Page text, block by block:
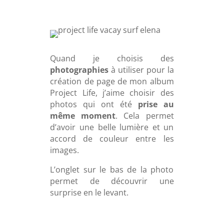
Quand je choisis des
photographies à utiliser pour la
création de page de mon album
Project Life, j’aime choisir des
photos qui ont été prise au
même moment. Cela permet
d’avoir une belle lumière et un
accord de couleur entre les
images.
L’onglet sur le bas de la photo
permet de découvrir une
surprise en le levant.